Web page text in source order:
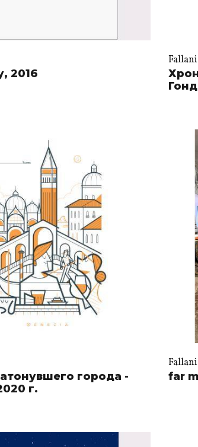
2016
Fallani
города -
г.
Fallani
far